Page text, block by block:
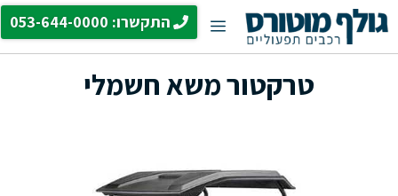
לדלג
תפריט התקשרו: 053-644-0000
טרקטור משא חשמלי